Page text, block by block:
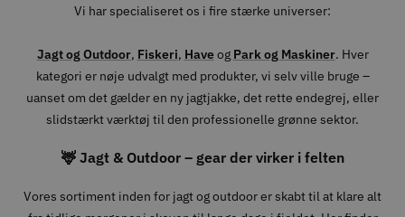
Vi har specialiseret os i fire stærke universer:
Jagt og Outdoor, Fiskeri, Haveog Park og Maskiner. Hver
kategori er nøje udvalgt med produkter, vi selv ville bruge –
uanset om det gælder en ny jagtjakke, det rette endegrej, eller
slidstærkt værktøj til den professionelle grønne sektor.
🦌 Jagt & Outdoor – gear der virker i felten
Vores sortiment inden for jagt og outdoor er skabt til at klare alt